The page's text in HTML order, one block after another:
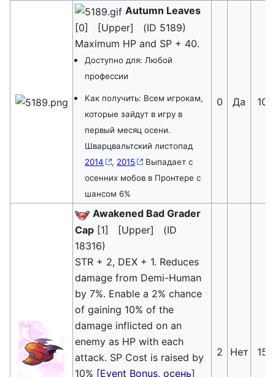
Autumn Leaves
[0] [Upper] (ID 5189)
Maximum HP and SP + 40.
Доступно для: Любой
профессии
Как получить: Всем игрокам,
которые зайдут в игру в
первый месяц осени.
Шварцвальтский листопад
2014
, 2015
Выпадает с
осенних мобов в Пронтере с
шансом 6%
0 Да 10
Awakened Bad Grader
Cap [1] [Upper] (ID
18316)
STR + 2, DEX + 1. Reduces
damage from Demi-Human
by 7%. Enable a 2% chance
of gaining 10% of the
damage inflicted on an
enemy as HP with each
attack. SP Cost is raised by
10% [Event Bonus, осень]
2 Нет 15